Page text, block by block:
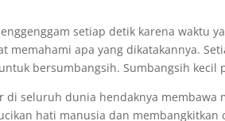
setiap detik karena waktu
memahami apa yang dikatakannya.
bersumbangsih. Sumbangsih kecil
di seluruh dunia hendaknya membawa
hati manusia dan membangkitkan